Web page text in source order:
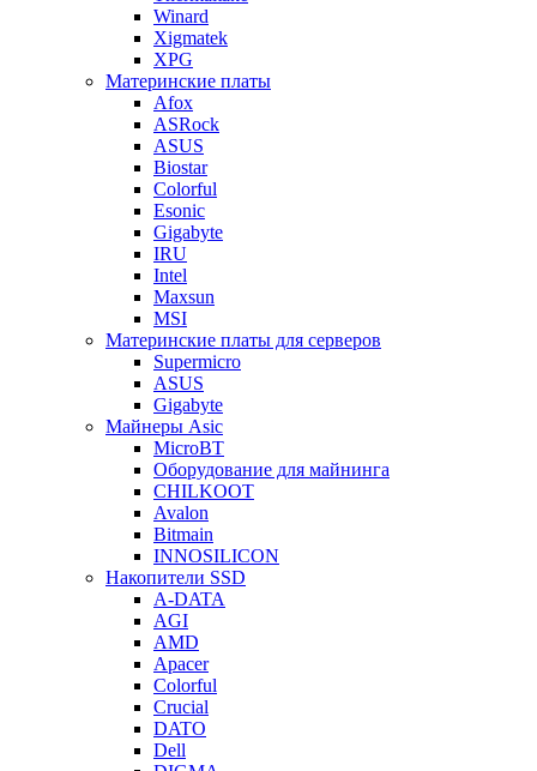
Winard
Xigmatek
XPG
Материнские платы
Afox
ASRock
ASUS
Biostar
Colorful
Esonic
Gigabyte
IRU
Intel
Maxsun
MSI
Материнские платы для серверов
Supermicro
ASUS
Gigabyte
Майнеры Asic
MicroBT
Оборудование для майнинга
CHILKOOT
Avalon
Bitmain
INNOSILICON
Накопители SSD
A-DATA
AGI
AMD
Apacer
Colorful
Crucial
DATO
Dell